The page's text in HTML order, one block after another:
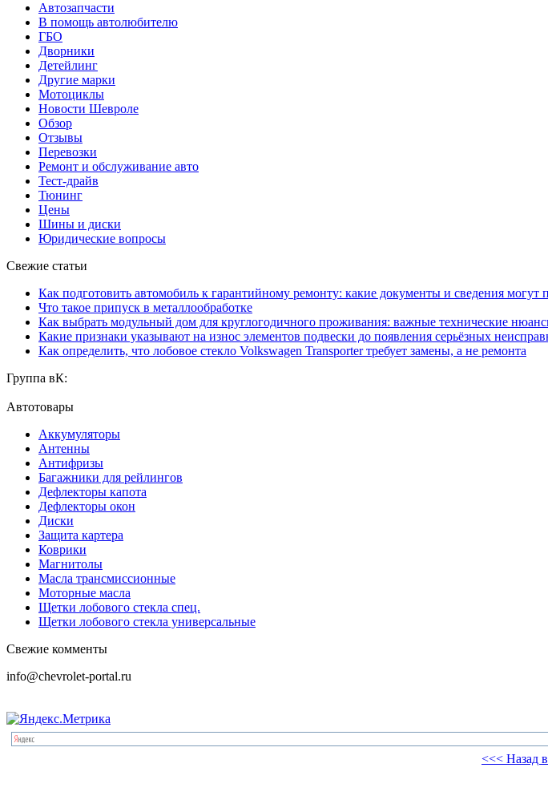
Автозапчасти
В помощь автолюбителю
ГБО
Дворники
Детейлинг
Другие марки
Мотоциклы
Новости Шевроле
Обзор
Отзывы
Перевозки
Ремонт и обслуживание авто
Тест-драйв
Тюнинг
Цены
Шины и диски
Юридические вопросы
Свежие статьи
Как подготовить автомобиль к гарантийному ремонту: какие документы и сведения могут
Что такое припуск в металлообработке
Как выбрать модульный дом для круглогодичного проживания: важные технические
Какие признаки указывают на износ элементов подвески до появления серьёзных
Как определить, что лобовое стекло Volkswagen Transporter требует замены, а не ремонта
Группа вК:
Автотовары
Аккумуляторы
Антенны
Антифризы
Багажники для рейлингов
Дефлекторы капота
Дефлекторы окон
Диски
Защита картера
Коврики
Магнитолы
Масла трансмиссионные
Моторные масла
Щетки лобового стекла спец.
Щетки лобового стекла универсальные
Свежие комменты
info@chevrolet-portal.ru
<<< Назад